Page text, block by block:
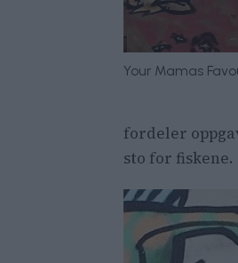
Your Mamas
fordeler
sto for fiskene.